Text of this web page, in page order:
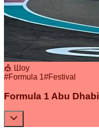
🎪 Шоу
#Formula 1#Festival
Formula 1 Abu Dhabi